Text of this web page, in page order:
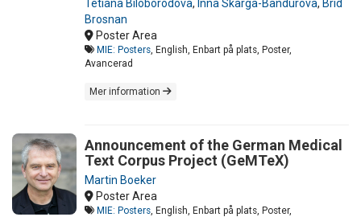
Tetiana Biloborodova, Inna Skarga-Bandurova, Brid
Brosnan
Poster Area
MIE: Posters , English, Enbart på plats, Poster,
Avancerad
Mer information
Announcement of the German Medical
Text Corpus Project (GeMTeX)
Martin Boeker
Poster Area
MIE: Posters , English, Enbart på plats, Poster,